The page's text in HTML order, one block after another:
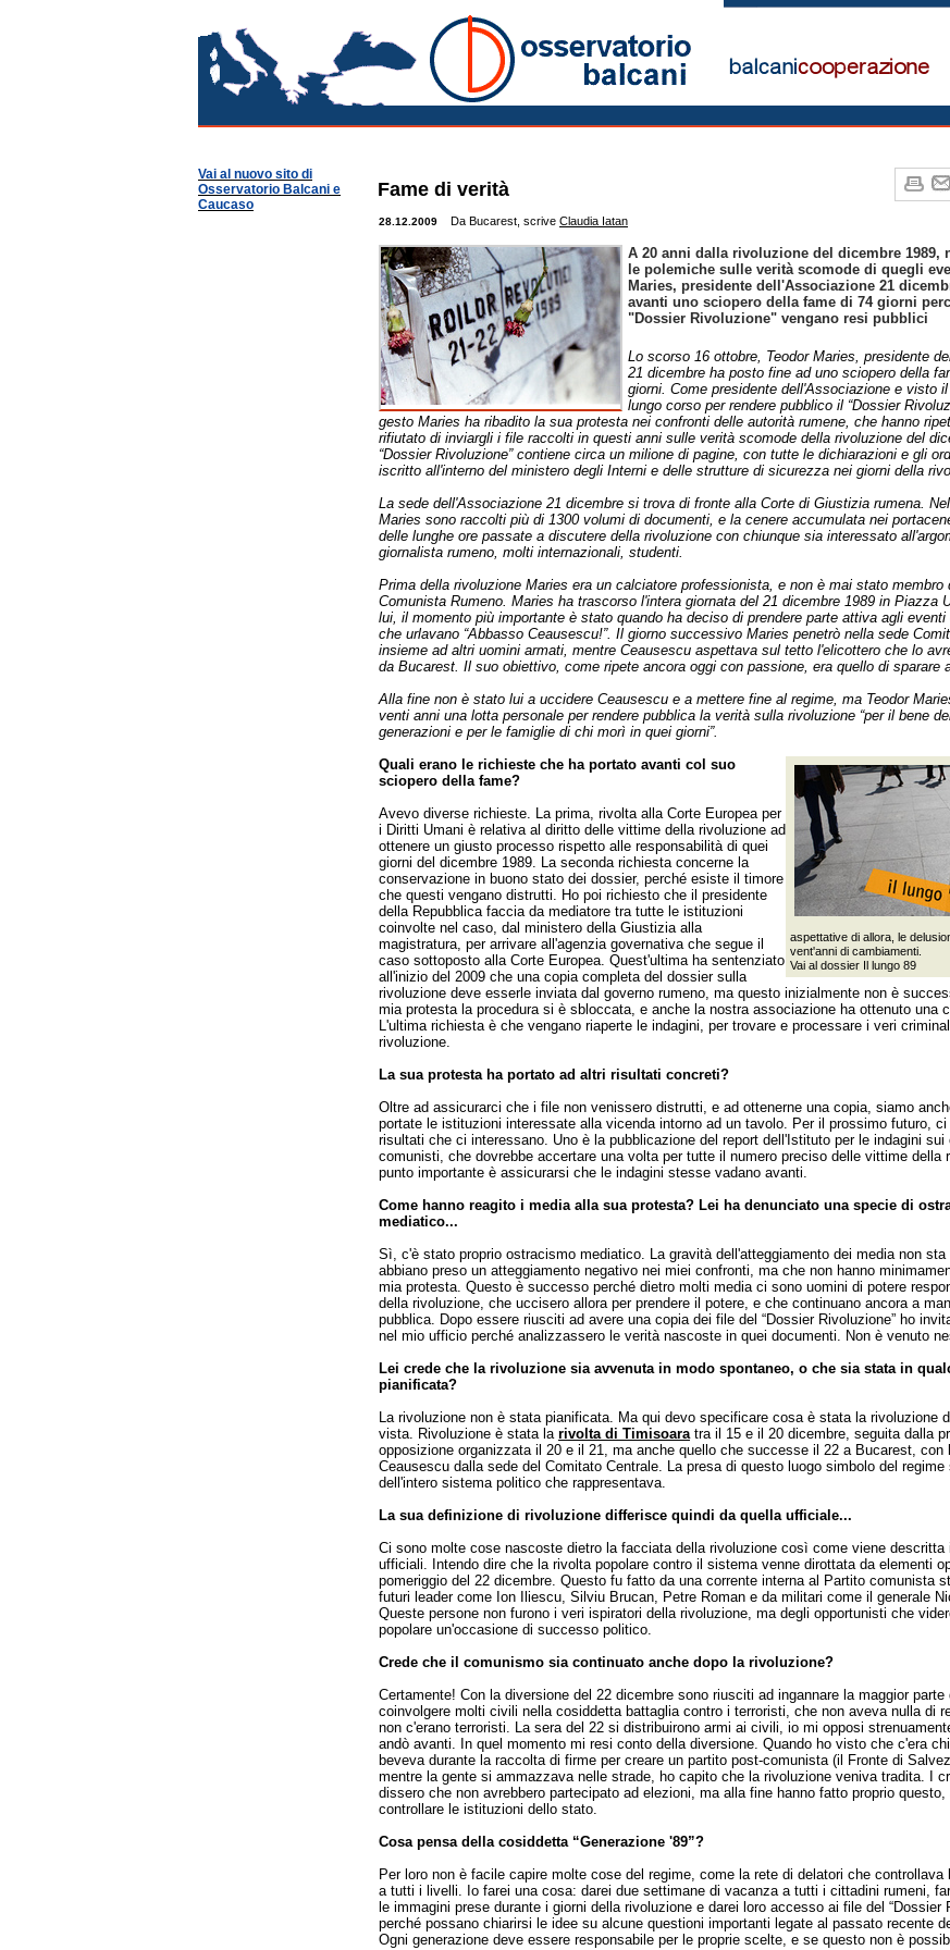
Vai al nuovo sito di
Osservatorio Balcani e
Caucaso
Fame di verità
28.12.2009 Da Bucarest, scriveClaudia Iatan
A 20 anni dalla rivoluzione del dicembre 1989,
le polemiche sulle verità scomode di quegli
Maries, presidente dell'Associazione 21
avanti uno sciopero della fame di 74 giorni
"Dossier Rivoluzione" vengano resi pubblici
Lo scorso 16 ottobre, Teodor Maries, presidente
21 dicembre ha posto fine ad uno sciopero della
giorni. Come presidente dell'Associazione e visto
lungo corso per rendere pubblico il “Dossier
gesto Maries ha ribadito la sua protesta nei confronti delle autorità rumene, che hanno
rifiutato di inviargli i file raccolti in questi anni sulle verità scomode della rivoluzione del
“Dossier Rivoluzione” contiene circa un milione di pagine, con tutte le dichiarazioni e gli
iscritto all'interno del ministero degli Interni e delle strutture di sicurezza nei giorni della
La sede dell'Associazione 21 dicembre si trova di fronte alla Corte di Giustizia rumena.
Maries sono raccolti più di 1300 volumi di documenti, e la cenere accumulata nei
delle lunghe ore passate a discutere della rivoluzione con chiunque sia interessato
giornalista rumeno, molti internazionali, studenti.
Prima della rivoluzione Maries era un calciatore professionista, e non è mai stato membro
Comunista Rumeno. Maries ha trascorso l'intera giornata del 21 dicembre 1989 in Piazza
lui, il momento più importante è stato quando ha deciso di prendere parte attiva agli
che urlavano “Abbasso Ceausescu!”. Il giorno successivo Maries penetrò nella sede
insieme ad altri uomini armati, mentre Ceausescu aspettava sul tetto l'elicottero che lo
da Bucarest. Il suo obiettivo, come ripete ancora oggi con passione, era quello di sparare
Alla fine non è stato lui a uccidere Ceausescu e a mettere fine al regime, ma Teodor
venti anni una lotta personale per rendere pubblica la verità sulla rivoluzione “per il bene
generazioni e per le famiglie di chi morì in quei giorni”.
aspettative di allora, le
vent'anni di cambiamenti.
Vai al dossier Il lungo 89
Quali erano le richieste che ha portato avanti col suo
sciopero della fame?
Avevo diverse richieste. La prima, rivolta alla Corte Europea per
i Diritti Umani è relativa al diritto delle vittime della rivoluzione ad
ottenere un giusto processo rispetto alle responsabilità di quei
giorni del dicembre 1989. La seconda richiesta concerne la
conservazione in buono stato dei dossier, perché esiste il timore
che questi vengano distrutti. Ho poi richiesto che il presidente
della Repubblica faccia da mediatore tra tutte le istituzioni
coinvolte nel caso, dal ministero della Giustizia alla
magistratura, per arrivare all'agenzia governativa che segue il
caso sottoposto alla Corte Europea. Quest'ultima ha sentenziato
all'inizio del 2009 che una copia completa del dossier sulla
rivoluzione deve esserle inviata dal governo rumeno, ma questo inizialmente non è
mia protesta la procedura si è sbloccata, e anche la nostra associazione ha ottenuto una
L'ultima richiesta è che vengano riaperte le indagini, per trovare e processare i veri
rivoluzione.
La sua protesta ha portato ad altri risultati concreti?
Oltre ad assicurarci che i file non venissero distrutti, e ad ottenerne una copia, siamo
portate le istituzioni interessate alla vicenda intorno ad un tavolo. Per il prossimo futuro, ci
risultati che ci interessano. Uno è la pubblicazione del report dell'Istituto per le indagini sui
comunisti, che dovrebbe accertare una volta per tutte il numero preciso delle vittime della
punto importante è assicurarsi che le indagini stesse vadano avanti.
Come hanno reagito i media alla sua protesta? Lei ha denunciato una specie di
mediatico...
Sì, c'è stato proprio ostracismo mediatico. La gravità dell'atteggiamento dei media non
abbiano preso un atteggiamento negativo nei miei confronti, ma che non hanno
mia protesta. Questo è successo perché dietro molti media ci sono uomini di potere
della rivoluzione, che uccisero allora per prendere il potere, e che continuano ancora a
pubblica. Dopo essere riusciti ad avere una copia dei file del “Dossier Rivoluzione” ho
nel mio ufficio perché analizzassero le verità nascoste in quei documenti. Non è venuto
Lei crede che la rivoluzione sia avvenuta in modo spontaneo, o che sia stata in
pianificata?
La rivoluzione non è stata pianificata. Ma qui devo specificare cosa è stata la rivoluzione
vista. Rivoluzione è stata larivolta di Timisoaratra il 15 e il 20 dicembre, seguita dalla
opposizione organizzata il 20 e il 21, ma anche quello che successe il 22 a Bucarest, con
Ceausescu dalla sede del Comitato Centrale. La presa di questo luogo simbolo del
dell'intero sistema politico che rappresentava.
La sua definizione di rivoluzione differisce quindi da quella ufficiale...
Ci sono molte cose nascoste dietro la facciata della rivoluzione così come viene descritta
ufficiali. Intendo dire che la rivolta popolare contro il sistema venne dirottata da elementi
pomeriggio del 22 dicembre. Questo fu fatto da una corrente interna al Partito comunista
futuri leader come Ion Iliescu, Silviu Brucan, Petre Roman e da militari come il generale
Queste persone non furono i veri ispiratori della rivoluzione, ma degli opportunisti che
popolare un'occasione di successo politico.
Crede che il comunismo sia continuato anche dopo la rivoluzione?
Certamente! Con la diversione del 22 dicembre sono riusciti ad ingannare la maggior parte
coinvolgere molti civili nella cosiddetta battaglia contro i terroristi, che non aveva nulla di
non c'erano terroristi. La sera del 22 si distribuirono armi ai civili, io mi opposi
andò avanti. In quel momento mi resi conto della diversione. Quando ho visto che c'era
beveva durante la raccolta di firme per creare un partito post-comunista (il Fronte di
mentre la gente si ammazzava nelle strade, ho capito che la rivoluzione veniva tradita. I
dissero che non avrebbero partecipato ad elezioni, ma alla fine hanno fatto proprio questo,
controllare le istituzioni dello stato.
Cosa pensa della cosiddetta “Generazione '89”?
Per loro non è facile capire molte cose del regime, come la rete di delatori che controllava
a tutti i livelli. Io farei una cosa: darei due settimane di vacanza a tutti i cittadini rumeni,
le immagini prese durante i giorni della rivoluzione e darei loro accesso ai file del “Dossier
perché possano chiarirsi le idee su alcune questioni importanti legate al passato recente
Ogni generazione deve essere responsabile per le proprie scelte, e se questo non è